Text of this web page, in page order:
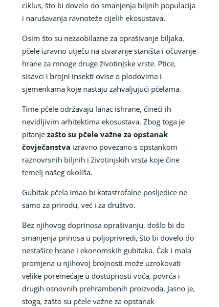
ciklus, što bi dovelo do smanjenja biljnih populacija
i narušavanja ravnoteže cijelih ekosustava.
Osim što su nezaobilazne za oprašivanje biljaka,
pčele izravno utječu na stvaranje staništa i očuvanje
hrane za mnoge druge životinjske vrste. Ptice,
sisavci i brojni insekti ovise o plodovima i
sjemenkama koje nastaju zahvaljujući pčelama.
Time pčele održavaju lanac ishrane, čineći ih
nevidljivim arhitektima ekosustava. Zbog toga je
pitanje zašto su pčele važne za opstanak
čovječanstva izravno povezano s opstankom
raznovrsnih biljnih i životinjskih vrsta koje čine
temelj našeg okoliša.
Gubitak pčela imao bi katastrofalne posljedice ne
samo za prirodu, već i za društvo.
Bez njihovog doprinosa oprašivanju, došlo bi do
smanjenja prinosa u poljoprivredi, što bi dovelo do
nestašice hrane i ekonomskih gubitaka. Čak i mala
promjena u njihovoj brojnosti može uzrokovati
velike poremećaje u dostupnosti voća, povrća i
drugih osnovnih prehrambenih proizvoda. Jasno je,
stoga, zašto su pčele važne za opstanak